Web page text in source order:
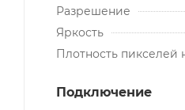
Разрешение
Яркость
Плотность пикселей
Подключение